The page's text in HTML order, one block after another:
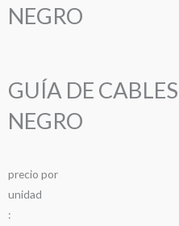
NEGRO
GUÍA DE
NEGRO
precio por
unidad
: